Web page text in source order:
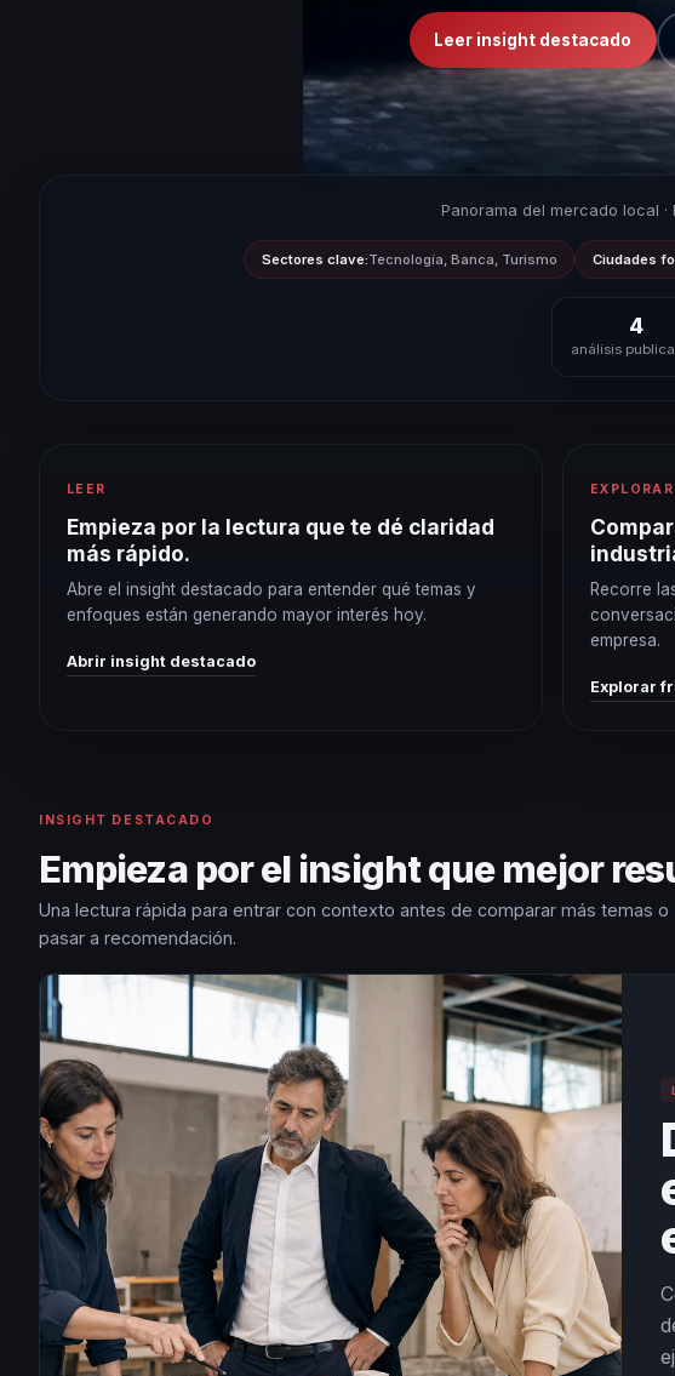
Leer insight destacado
Panorama del mercado local
Sectores clave:Tecnología, Banca, Turismo Ciudades
4
análisis
LEER
Empieza por la lectura que te dé claridad
más rápido.
Abre el insight destacado para entender qué temas y
enfoques están generando mayor interés hoy.
Abrir insight destacado
EXPLORAR
Recorre
empresa.
Explorar
INSIGHT DESTACADO
Empieza por el insight que mejor
Una lectura rápida para entrar con contexto antes de comparar más temas o
pasar a recomendación.